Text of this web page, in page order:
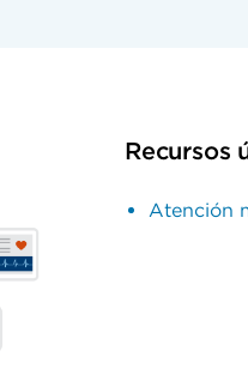
Recursos
Atención